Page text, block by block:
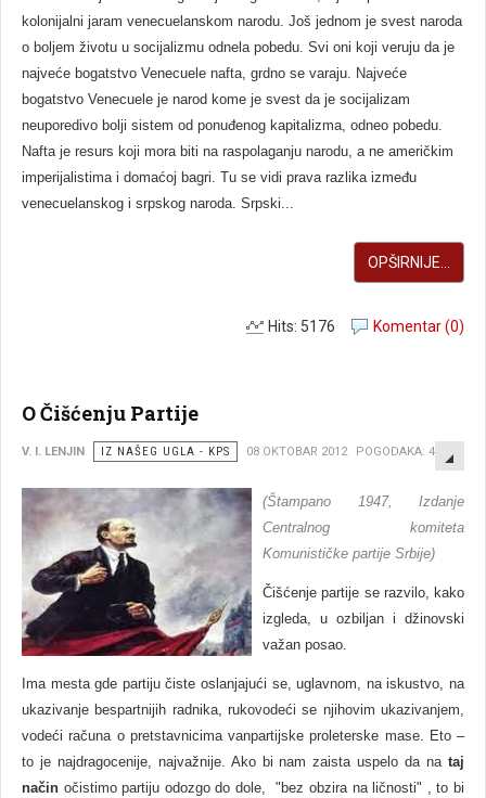
kolonijalni jaram venecuelanskom narodu. Još jednom je svest naroda
o boljem životu u socijalizmu odnela pobedu. Svi oni koji veruju da je
najveće bogatstvo Venecuele nafta, grdno se varaju. Najveće
bogatstvo Venecuele je narod kome je svest da je socijalizam
neuporedivo bolji sistem od ponuđenog kapitalizma, odneo pobedu.
Nafta je resurs koji mora biti na raspolaganju narodu, a ne američkim
imperijalistima i domaćoj bagri. Tu se vidi prava razlika između
venecuelanskog i srpskog naroda. Srpski...
OPŠIRNIJE...
Komentar (0)
Hits: 5176
O Čišćenju Partije
V. I. LENJIN IZ NAŠEG UGLA - KPS 08 OKTOBAR 2012 POGODAKA: 4617
(Štampano 1947, Izdanje
Centralnog komiteta
Komunističke partije Srbije)
Čišćenje partije se razvilo, kako
izgleda, u ozbiljan i džinovski
važan posao.
Ima mesta gde partiju čiste oslanjajući se, uglavnom, na iskustvo, na
ukazivanje bespartnijih radnika, rukovodeći se njihovim ukazivanjem,
vodeći računa o pretstavnicima vanpartijske proleterske mase. Eto –
to je najdragocenije, najvažnije. Ako bi nam zaista uspelo da na taj
način očistimo partiju odozgo do dole, "bez obzira na ličnosti" , to bi